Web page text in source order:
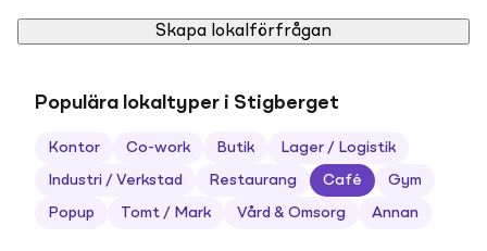
Skapa lokalförfrågan
Populära lokaltyper i Stigberget
Kontor Co-work Butik Lager / Logistik
Industri / Verkstad Restaurang Café Gym
Popup Tomt / Mark Vård & Omsorg Annan